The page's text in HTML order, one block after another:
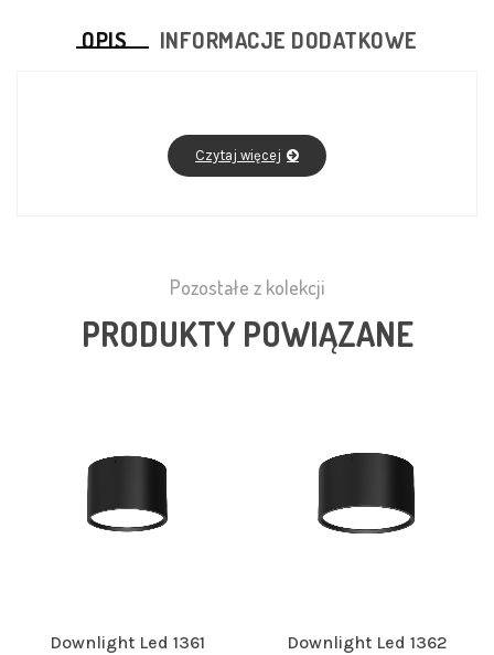
OPIS INFORMACJE DODATKOWE
Czytaj więcej
Pozostałe z kolekcji
PRODUKTY POWIĄZANE
Downlight Led 1361 Downlight Led 1362